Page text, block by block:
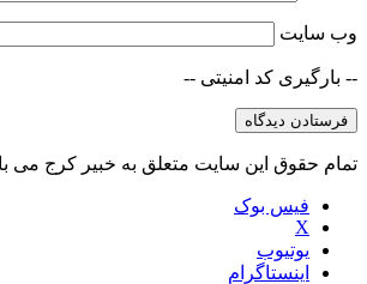
وب‌ سایت
-- بارگیری کد امنیتی --
تمام حقوق این سایت متعلق به خبیر کرج می
فیس بوک
X
یوتیوب
اینستاگرام